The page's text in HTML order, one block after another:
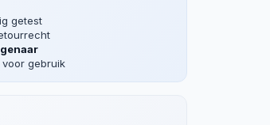
getest
voor gebruik